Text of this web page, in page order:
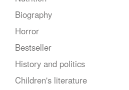
Biography
Horror
Bestseller
History and politics
Children's literature